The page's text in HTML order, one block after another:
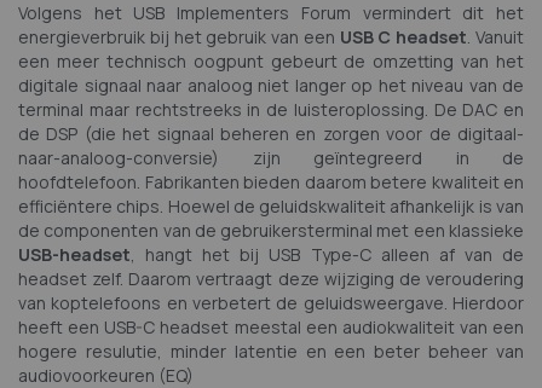
Volgens het USB Implementers Forum vermindert dit het
energieverbruik bij het gebruik van een USB C headset. Vanuit
een meer technisch oogpunt gebeurt de omzetting van het
digitale signaal naar analoog niet langer op het niveau van de
terminal maar rechtstreeks in de luisteroplossing. De DAC en
de DSP (die het signaal beheren en zorgen voor de digitaal-
naar-analoog-conversie) zijn geïntegreerd in de
hoofdtelefoon. Fabrikanten bieden daarom betere kwaliteit en
efficiëntere chips. Hoewel de geluidskwaliteit afhankelijk is van
de componenten van de gebruikersterminal met een klassieke
USB-headset, hangt het bij USB Type-C alleen af ​​van de
headset zelf. Daarom vertraagt ​​deze wijziging de veroudering
van koptelefoons en verbetert de geluidsweergave. Hierdoor
heeft een USB-C headset meestal een audiokwaliteit van een
hogere resulutie, minder latentie en een beter beheer van
audiovoorkeuren (EQ)